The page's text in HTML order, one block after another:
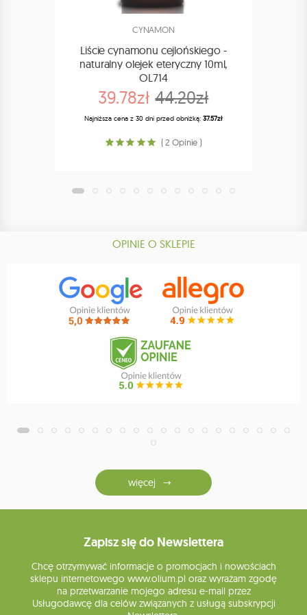
CYNAMON
Liście cynamonu cejlońskiego -
naturalny olejek eteryczny 10ml,
OL714
39.78zł 44.20zł
Najniższa cena z 30 dni przed obniżką: 37.57zł
( 2 Opinie )
OPINIE O SKLEPIE
więcej
Zapisz się do Newslettera
Chcę otrzymywać informacje o promocjach i nowościach
sklepu internetowego www.olium.pl oraz wyrażam zgodę
na przetwarzanie mojego adresu e-mail przez
Usługodawcę dla celów związanych z usługą subskrypcji